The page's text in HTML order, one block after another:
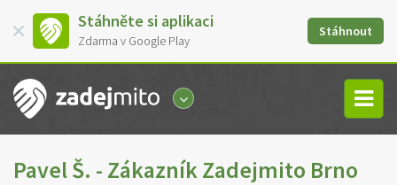
Stáhněte si aplikaci
Zdarma v Google Play
Stáhnout
Pavel Š. - Zákazník Zadejmito Brno